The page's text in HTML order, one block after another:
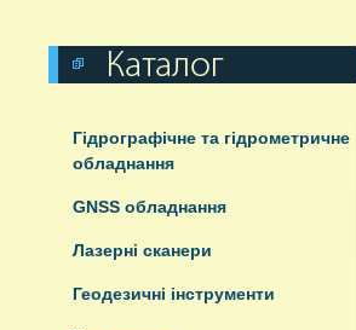
Гідрографічне та гідрометричне
обладнання
GNSS обладнання
Лазерні сканери
Геодезичні інструменти